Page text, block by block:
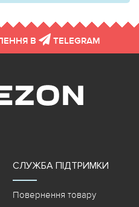
В TELEGRAM
СЛУЖБА ПІДТРИМКИ
Повернення товару